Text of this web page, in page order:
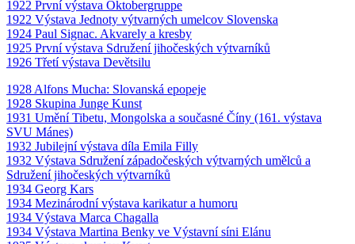
1922 První výstava Oktobergruppe
1922 Výstava Jednoty výtvarných umelcov Slovenska
1924 Paul Signac. Akvarely a kresby
1925 První výstava Sdružení jihočeských výtvarníků
1926 Třetí výstava Devětsilu
1928 Alfons Mucha: Slovanská epopeje
1928 Skupina Junge Kunst
1931 Umění Tibetu, Mongolska a současné Číny (161. výstava
SVU Mánes)
1932 Jubilejní výstava díla Emila Filly
1932 Výstava Sdružení západočeských výtvarných umělců a
Sdružení jihočeských výtvarníků
1934 Georg Kars
1934 Mezinárodní výstava karikatur a humoru
1934 Výstava Marca Chagalla
1934 Výstava Martina Benky ve Výstavní síni Elánu